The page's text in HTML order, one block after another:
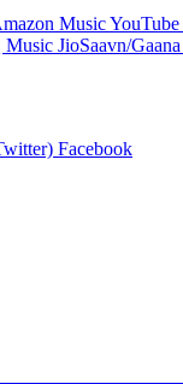
MusicYouTube
Music JioSaavn/Gaana
Facebook